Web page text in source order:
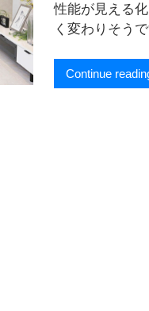
性能が見える
く変わりそうで
Continue